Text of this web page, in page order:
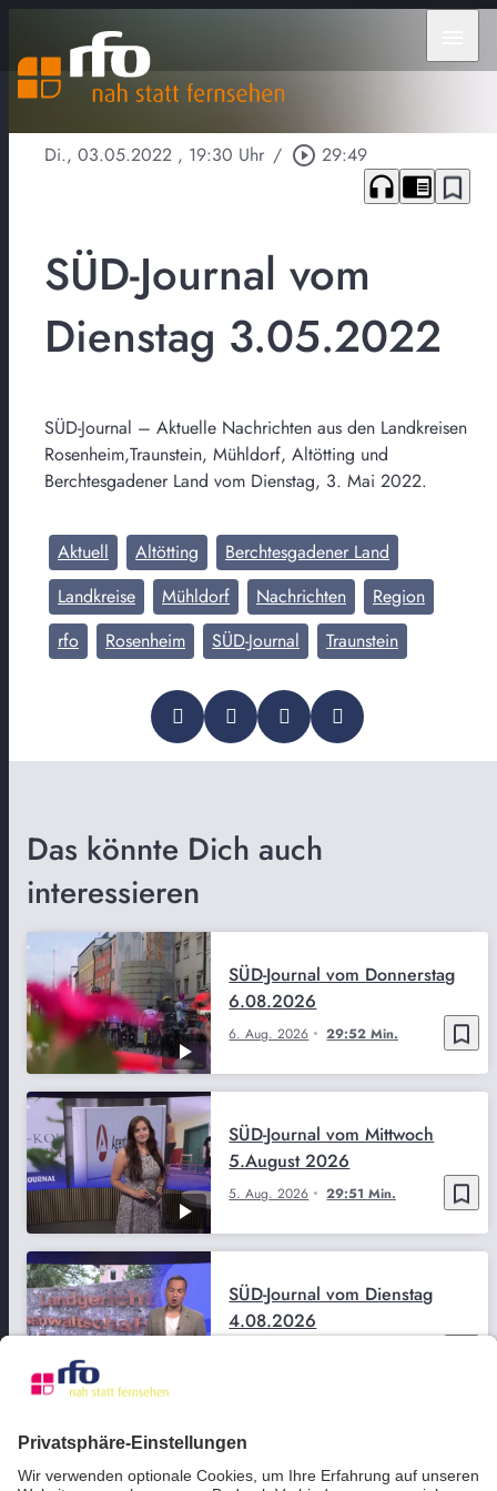
Di., 03.05.2022 , 19:30 Uhr / play_circle_outline 29:49
headphones chrome_reader_mode bookmark_border
SÜD-Journal vom
Dienstag 3.05.2022
SÜD-Journal – Aktuelle Nachrichten aus den Landkreisen
Rosenheim,Traunstein, Mühldorf, Altötting und
Berchtesgadener Land vom Dienstag, 3. Mai 2022.
Aktuell Altötting
Berchtesgadener Land
Landkreise
Mühldorf Nachrichten
Region
rfo
Rosenheim SÜD-Journal Traunstein
Das könnte Dich auch
interessieren
bookmark_border
6. Aug. 2026 29:52 Min.
SÜD-Journal vom Donnerstag
6.08.2026
bookmark_border
5. Aug. 2026 29:51 Min.
SÜD-Journal vom Mittwoch
5.August 2026
SÜD-Journal vom Dienstag
4.08.2026
SÜD-Journal vom Montag
3.08.2026